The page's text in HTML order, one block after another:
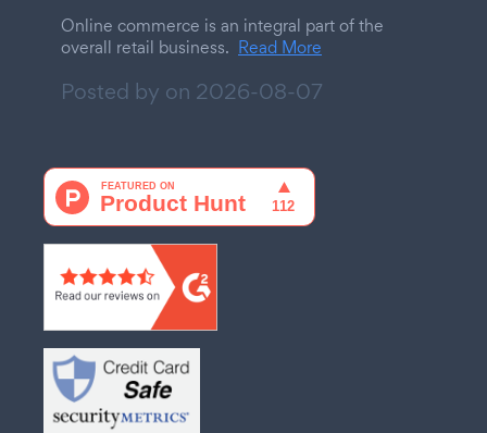
Online commerce is an integral part of the
overall retail business. Read More
Posted by on 2026-08-07